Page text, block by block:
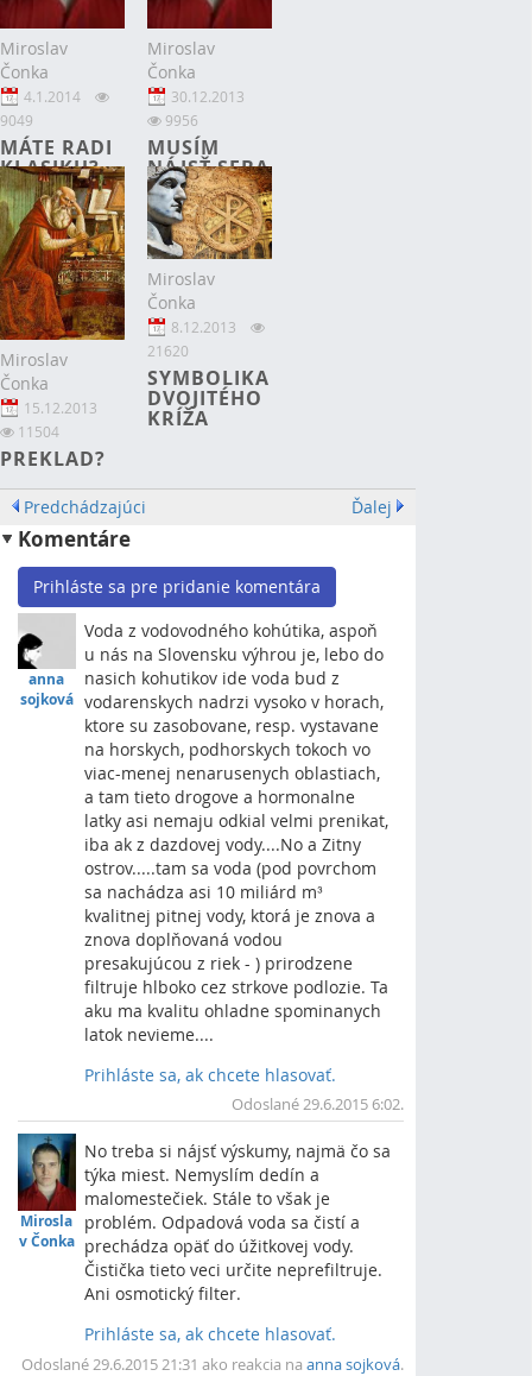
Miroslav
Čonka
4.1.2014
9049
MÁTE RADI
KLASIKU?
Miroslav
Čonka
30.12.2013
9956
MUSÍM
NÁJSŤ SEBA
Miroslav
Čonka
15.12.2013
11504
PREKLAD?
Miroslav
Čonka
8.12.2013
21620
SYMBOLIKA
DVOJITÉHO
KRÍŽA
Predchádzajúci Ďalej
Komentáre
Prihláste sa pre pridanie komentára
anna
sojková
Voda z vodovodného kohútika, aspoň
u nás na Slovensku výhrou je, lebo do
nasich kohutikov ide voda bud z
vodarenskych nadrzi vysoko v horach,
ktore su zasobovane, resp. vystavane
na horskych, podhorskych tokoch vo
viac-menej nenarusenych oblastiach,
a tam tieto drogove a hormonalne
latky asi nemaju odkial velmi prenikat,
iba ak z dazdovej vody....No a Zitny
ostrov.....tam sa voda (pod povrchom
sa nachádza asi 10 miliárd m³
kvalitnej pitnej vody, ktorá je znova a
znova doplňovaná vodou
presakujúcou z riek - ) prirodzene
filtruje hlboko cez strkove podlozie. Ta
aku ma kvalitu ohladne spominanych
latok nevieme....
Prihláste sa, ak chcete hlasovať.
Vrch
Odoslané 29.6.2015 6:02.
Mirosla
v Čonka
No treba si nájsť výskumy, najmä čo sa
týka miest. Nemyslím dedín a
malomestečiek. Stále to však je
problém. Odpadová voda sa čistí a
prechádza opäť do úžitkovej vody.
Čistička tieto veci určite neprefiltruje.
Ani osmotický filter.
Prihláste sa, ak chcete hlasovať.
Vrch
Odoslané 29.6.2015 21:31 ako reakcia na anna sojková.